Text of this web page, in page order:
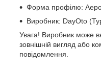
Форма профілю:
Виробник: DayOto
Увага! Виробник може
зовнішній вигляд або
повідомлення.